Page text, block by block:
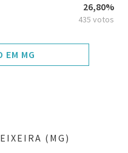
26,80%
435 votos
EM MG
(MG)